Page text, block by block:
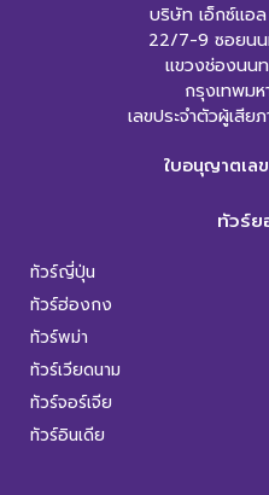
บริษัท เอ็กซ์แอ
22/7-9 ซอยน
แขวงช่องนน
กรุงเทพม
เลขประจำตัวผู้เสีย
ใบอนุญาตเล
ทัวร์
ทัวร์ญี่ปุ่น
ทัวร์ฮ่องกง
ทัวร์พม่า
ทัวร์เวียดนาม
ทัวร์จอร์เจีย
ทัวร์อินเดีย